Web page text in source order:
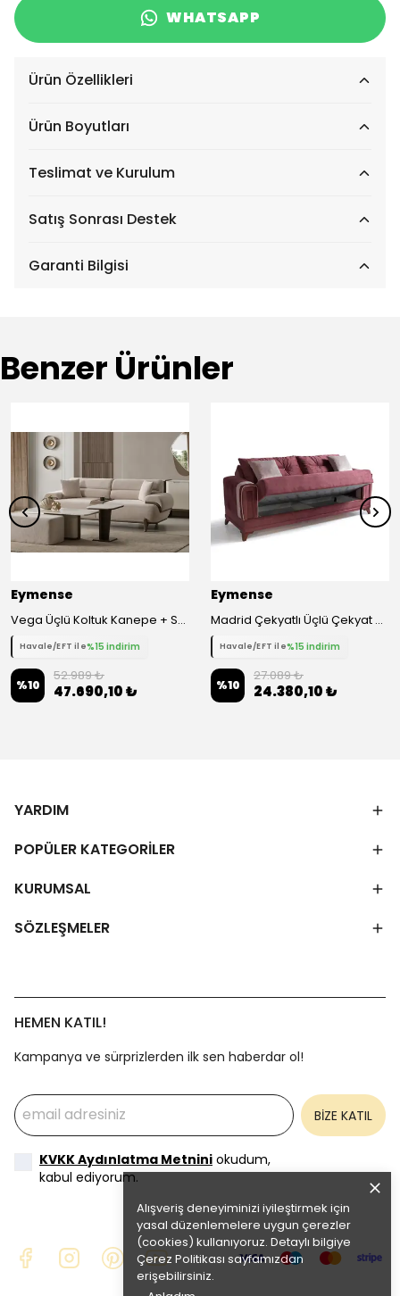
Alışveriş deneyiminizi iyileştirmek için
yasal düzenlemelere uygun çerezler
(cookies) kullanıyoruz. Detaylı bilgiye
Çerez Politikası sayfamızdan
erişebilirsiniz.
WHATSAPP
Ürün Özellikleri
Ürün Boyutları
Teslimat ve Kurulum
Satış Sonrası Destek
Garanti Bilgisi
Benzer Ürünler
Eymense
Vega Üçlü Koltuk Kanepe + Sehpa Modülü
Havale/EFT ile%15 indirim
%10
52.989 ₺
47.690,10 ₺
Eymense
Madrid Çekyatlı Üçlü Çekyat Kanepe - Mor
Havale/EFT ile%15 indirim
%10
27.089 ₺
24.380,10 ₺
YARDIM
POPÜLER KATEGORİLER
KURUMSAL
SÖZLEŞMELER
HEMEN KATIL!
Kampanya ve sürprizlerden ilk sen haberdar ol!
BİZE KATIL
KVKK Aydınlatma Metnini okudum,
kabul ediyorum.